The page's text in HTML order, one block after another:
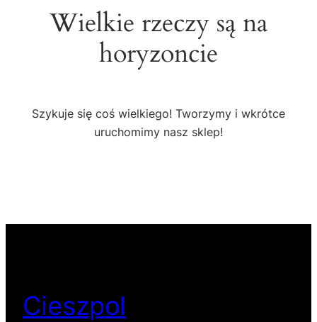
Wielkie rzeczy są na
horyzoncie
Szykuje się coś wielkiego! Tworzymy i wkrótce
uruchomimy nasz sklep!
Cieszpol